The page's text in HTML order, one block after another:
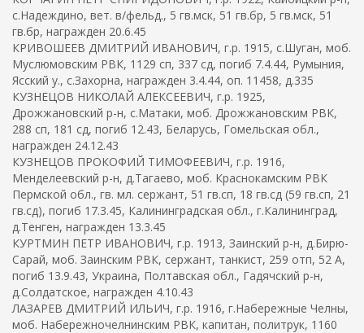
с.Надеждино, вет. в/фельд., 5 гв.мск, 51 гв.бр, 5 гв.мск, 51
гв.бр, награжден 20.6.45
КРИВОШЕЕВ ДМИТРИЙ ИВАНОВИЧ, г.р. 1915, с.Шуган, моб.
Муслюмовским РВК, 1129 сп, 337 сд, погиб 7.4.44, Румыния,
Ясский у., с.Захорна, награжден 3.4.44, оп. 11458, д.335
КУЗНЕЦОВ НИКОЛАЙ АЛЕКСЕЕВИЧ, г.р. 1925,
Дрожжановский р-н, с.Матаки, моб. Дрожжановским РВК,
288 сп, 181 сд, погиб 12.43, Беларусь, Гомельская обл.,
награжден 24.12.43
КУЗНЕЦОВ ПРОКОФИЙ ТИМОФЕЕВИЧ, г.р. 1916,
Менделеевский р-н, д.Тагаево, моб. Краснокамским РВК
Пермской обл., гв. мл. сержант, 51 гв.сп, 18 гв.сд (59 гв.сп, 21
гв.сд), погиб 17.3.45, Калининградская обл., г.Калининград,
д.Тенген, награжден 13.3.45
КУРТМИН ПЕТР ИВАНОВИЧ, г.р. 1913, Заинский р-н, д.Бирю-
Сарай, моб. Заинским РВК, сержант, танкист, 259 отп, 52 А,
погиб 13.9.43, Украина, Полтавская обл., Гадячский р-н,
д.Солдатское, награжден 4.10.43
ЛАЗАРЕВ ДМИТРИЙ ИЛЬИЧ, г.р. 1916, г.Набережные Челны,
моб. Набережночелнинским РВК, капитан, политрук, 1160